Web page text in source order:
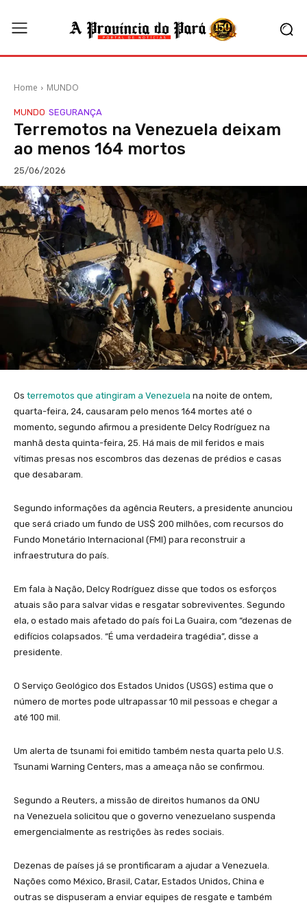
Home MUNDO
MUNDO SEGURANÇA
Terremotos na Venezuela deixam
ao menos 164 mortos
25/06/2026
Os terremotos que atingiram a Venezuela na noite de ontem,
quarta-feira, 24, causaram pelo menos 164 mortes até o
momento, segundo afirmou a presidente Delcy Rodríguez na
manhã desta quinta-feira, 25. Há mais de mil feridos e mais
vítimas presas nos escombros das dezenas de prédios e casas
que desabaram.
Segundo informações da agência Reuters, a presidente anunciou
que será criado um fundo de US$ 200 milhões, com recursos do
Fundo Monetário Internacional (FMI) para reconstruir a
infraestrutura do país.
Em fala à Nação, Delcy Rodríguez disse que todos os esforços
atuais são para salvar vidas e resgatar sobreviventes. Segundo
ela, o estado mais afetado do país foi La Guaira, com “dezenas de
edifícios colapsados. “É uma verdadeira tragédia”, disse a
presidente.
O Serviço Geológico dos Estados Unidos (USGS) estima que o
número de mortes pode ultrapassar 10 mil pessoas e chegar a
até 100 mil.
Um alerta de tsunami foi emitido também nesta quarta pelo U.S.
Tsunami Warning Centers, mas a ameaça não se confirmou.
Segundo a Reuters, a missão de direitos humanos da ONU
na Venezuela solicitou que o governo venezuelano suspenda
emergencialmente as restrições às redes sociais.
Dezenas de países já se prontificaram a ajudar a Venezuela.
Nações como México, Brasil, Catar, Estados Unidos, China e
outras se dispuseram a enviar equipes de resgate e também